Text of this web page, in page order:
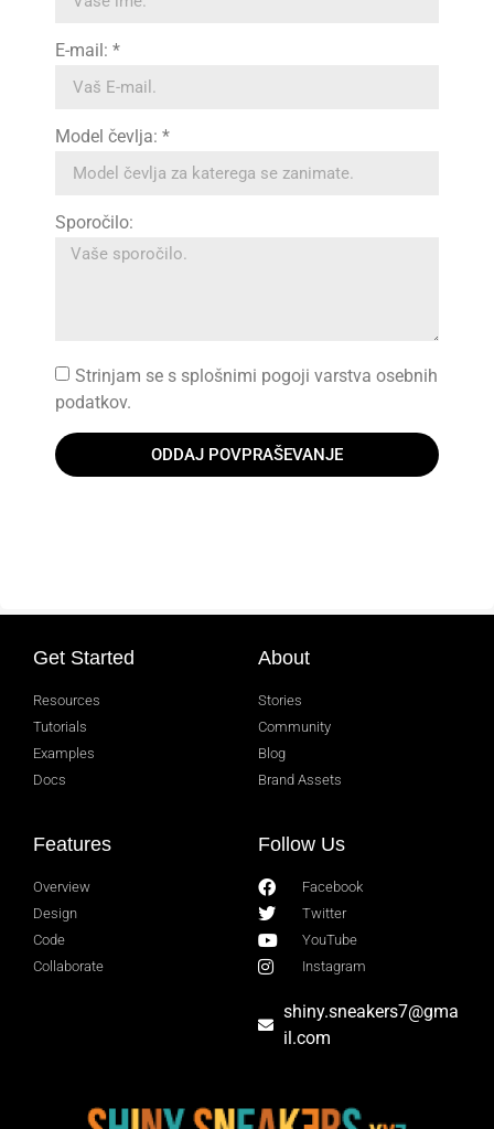
E-mail: *
Model čevlja: *
Sporočilo:
Strinjam se s splošnimi pogoji varstva osebnih
podatkov.
ODDAJ POVPRAŠEVANJE
Get Started
Resources
Tutorials
Examples
Docs
About
Stories
Community
Blog
Brand Assets
Features
Overview
Design
Code
Collaborate
Follow Us
Facebook
Twitter
YouTube
Instagram
shiny.sneakers7@gma
il.com